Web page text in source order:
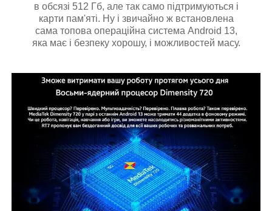
в обсязі 512 Гб, але так само підтримуються і
карти пам'яті. Ну і звичайно ж встановлена
сама топова операційна система Android 13,
яка має і безпеку хорошу, і можливостей масу.